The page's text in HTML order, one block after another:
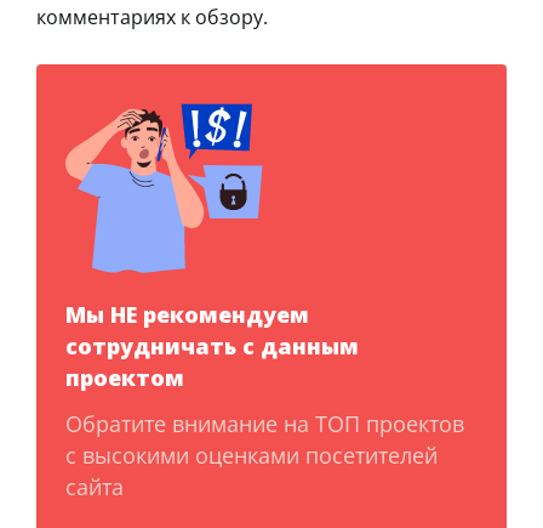
комментариях к обзору.
Мы НЕ рекомендуем
сотрудничать с данным
проектом
Обратите внимание на ТОП проектов
с высокими оценками посетителей
сайта